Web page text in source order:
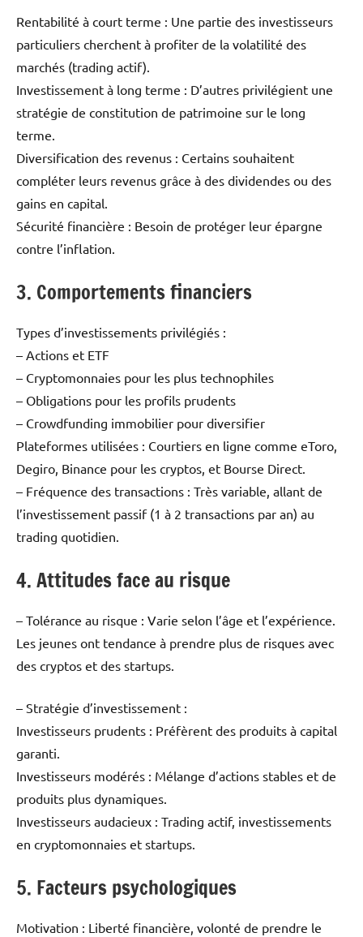
Rentabilité à court terme : Une partie des investisseurs
particuliers cherchent à profiter de la volatilité des
marchés (trading actif).
Investissement à long terme : D’autres privilégient une
stratégie de constitution de patrimoine sur le long
terme.
Diversification des revenus : Certains souhaitent
compléter leurs revenus grâce à des dividendes ou des
gains en capital.
Sécurité financière : Besoin de protéger leur épargne
contre l’inflation.
3. Comportements financiers
Types d’investissements privilégiés :
– Actions et ETF
– Cryptomonnaies pour les plus technophiles
– Obligations pour les profils prudents
– Crowdfunding immobilier pour diversifier
Plateformes utilisées : Courtiers en ligne comme eToro,
Degiro, Binance pour les cryptos, et Bourse Direct.
– Fréquence des transactions : Très variable, allant de
l’investissement passif (1 à 2 transactions par an) au
trading quotidien.
4. Attitudes face au risque
– Tolérance au risque : Varie selon l’âge et l’expérience.
Les jeunes ont tendance à prendre plus de risques avec
des cryptos et des startups.
– Stratégie d’investissement :
Investisseurs prudents : Préfèrent des produits à capital
garanti.
Investisseurs modérés : Mélange d’actions stables et de
produits plus dynamiques.
Investisseurs audacieux : Trading actif, investissements
en cryptomonnaies et startups.
5. Facteurs psychologiques
Motivation : Liberté financière, volonté de prendre le